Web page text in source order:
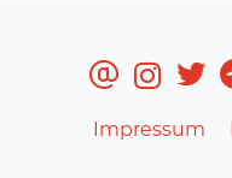
Impressum